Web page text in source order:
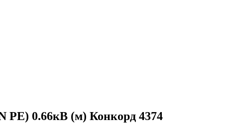
PE) 0.66кВ (м) Конкорд 4374